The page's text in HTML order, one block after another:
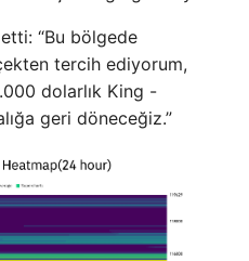
“Bu bölgede
tercih ediyorum,
dolarlık King -
geri döneceğiz.”